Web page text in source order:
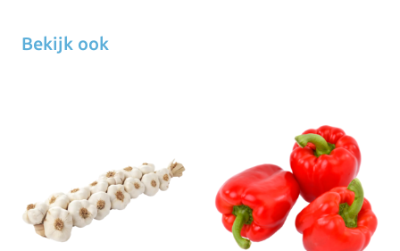
Bekijk ook